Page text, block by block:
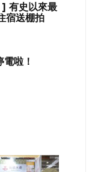
有史以來最
宿送棚拍
啦！